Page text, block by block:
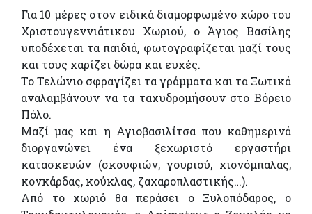
Για 10 μέρες στον ειδικά διαμορφωμένο χώρο του
Χριστουγεννιάτικου Χωριού, ο Άγιος Βασίλης
υποδέχεται τα παιδιά, φωτογραφίζεται μαζί τους
και τους χαρίζει δώρα και ευχές.
Το Τελώνιο σφραγίζει τα γράμματα και τα Ξωτικά
αναλαμβάνουν να τα ταχυδρομήσουν στο Βόρειο
Πόλο.
Μαζί μας και η Αγιοβασιλίτσα που καθημερινά
διοργανώνει ένα ξεχωριστό εργαστήρι
κατασκευών (σκουφιών, γουριού, χιονόμπαλας,
κονκάρδας, κούκλας, ζαχαροπλαστικής…).
Από το χωριό θα περάσει ο Ξυλοπόδαρος, ο